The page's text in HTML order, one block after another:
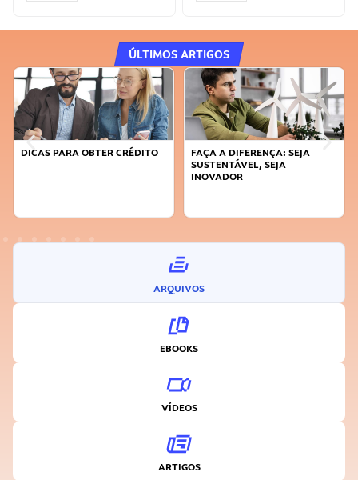
ÚLTIMOS ARTIGOS
FAÇA A DIFERENÇA: SEJA
APRENDA A GERENCIAR O
TEMPO
ARQUIVOS
EBOOKS
VÍDEOS
ARTIGOS